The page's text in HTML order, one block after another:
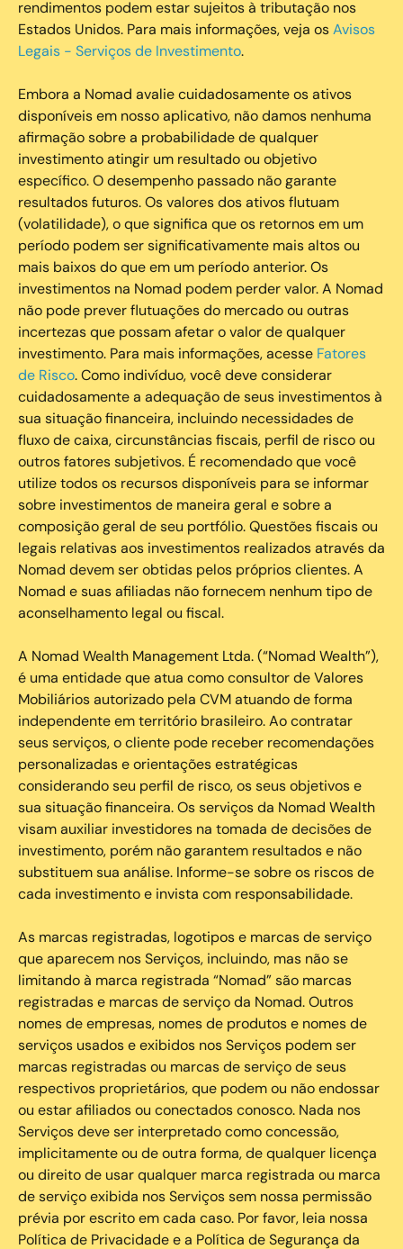
rendimentos podem estar sujeitos à tributação nos
Estados Unidos. Para mais informações, veja osAvisos
Legais - Serviços de Investimento.
Embora a Nomad avalie cuidadosamente os ativos
disponíveis em nosso aplicativo, não damos nenhuma
afirmação sobre a probabilidade de qualquer
investimento atingir um resultado ou objetivo
específico. O desempenho passado não garante
resultados futuros. Os valores dos ativos flutuam
(volatilidade), o que significa que os retornos em um
período podem ser significativamente mais altos ou
mais baixos do que em um período anterior. Os
investimentos na Nomad podem perder valor. A Nomad
não pode prever flutuações do mercado ou outras
incertezas que possam afetar o valor de qualquer
investimento. Para mais informações, acesse Fatores
de Risco. Como indivíduo, você deve considerar
cuidadosamente a adequação de seus investimentos à
sua situação financeira, incluindo necessidades de
fluxo de caixa, circunstâncias fiscais, perfil de risco ou
outros fatores subjetivos. É recomendado que você
utilize todos os recursos disponíveis para se informar
sobre investimentos de maneira geral e sobre a
composição geral de seu portfólio. Questões fiscais ou
legais relativas aos investimentos realizados através da
Nomad devem ser obtidas pelos próprios clientes. A
Nomad e suas afiliadas não fornecem nenhum tipo de
aconselhamento legal ou fiscal.
A Nomad Wealth Management Ltda. (“Nomad Wealth”),
é uma entidade que atua como consultor de Valores
Mobiliários autorizado pela CVM atuando de forma
independente em território brasileiro. Ao contratar
seus serviços, o cliente pode receber recomendações
personalizadas e orientações estratégicas
considerando seu perfil de risco, os seus objetivos e
sua situação financeira. Os serviços da Nomad Wealth
visam auxiliar investidores na tomada de decisões de
investimento, porém não garantem resultados e não
substituem sua análise. Informe-se sobre os riscos de
cada investimento e invista com responsabilidade.
As marcas registradas, logotipos e marcas de serviço
que aparecem nos Serviços, incluindo, mas não se
limitando à marca registrada “Nomad” são marcas
registradas e marcas de serviço da Nomad. Outros
nomes de empresas, nomes de produtos e nomes de
serviços usados e exibidos nos Serviços podem ser
marcas registradas ou marcas de serviço de seus
respectivos proprietários, que podem ou não endossar
ou estar afiliados ou conectados conosco. Nada nos
Serviços deve ser interpretado como concessão,
implicitamente ou de outra forma, de qualquer licença
ou direito de usar qualquer marca registrada ou marca
de serviço exibida nos Serviços sem nossa permissão
prévia por escrito em cada caso. Por favor, leia nossa
Política de Privacidade e a Política de Segurança da